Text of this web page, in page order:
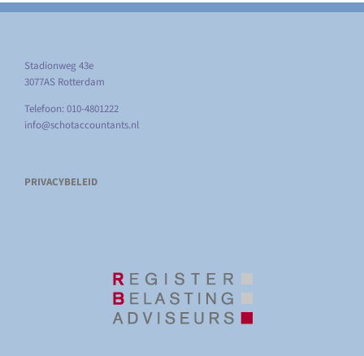
Stadionweg 43e
3077AS Rotterdam
Telefoon: 010-4801222
info@schotaccountants.nl
PRIVACYBELEID